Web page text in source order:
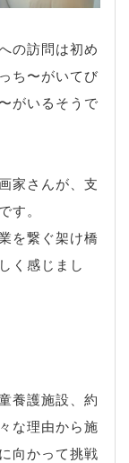
の訪問は初め
ち〜がいてび
がいるそうで
家さんが、支
す。
を繋ぐ架け橋
く感じまし
養護施設、約
な理由から施
向かって挑戦